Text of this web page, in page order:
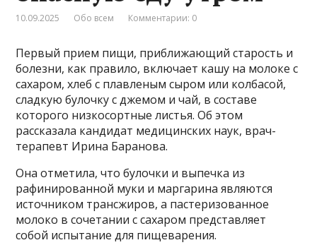
10.09.2025 Обо всем Комментарии: 0
Первый прием пищи, приближающий старость и
болезни, как правило, включает кашу на молоке с
сахаром, хлеб с плавленым сыром или колбасой,
сладкую булочку с джемом и чай, в составе
которого низкосортные листья. Об этом
рассказала кандидат медицинских наук, врач-
терапевт Ирина Баранова.
Она отметила, что булочки и выпечка из
рафинированной муки и маргарина являются
источником трансжиров, а пастеризованное
молоко в сочетании с сахаром представляет
собой испытание для пищеварения.